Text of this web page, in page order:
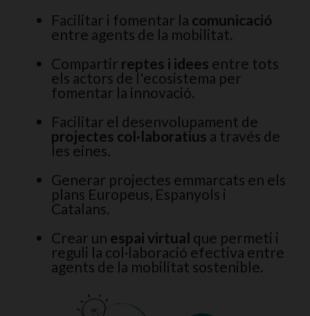
Facilitar i fomentar la comunicació
entre agents de la mobilitat.
Compartir reptes i idees entre tots
els actors de l'ecosistema per
fomentar la innovació.
Facilitar el desenvolupament de
projectes col·laboratius a través de
les eines.
Generar projectes emmarcats en els
plans Europeus, Espanyols i
Catalans.
Crear un espai virtual que permeti i
reguli la col·laboració efectiva entre
agents de la mobilitat sostenible.